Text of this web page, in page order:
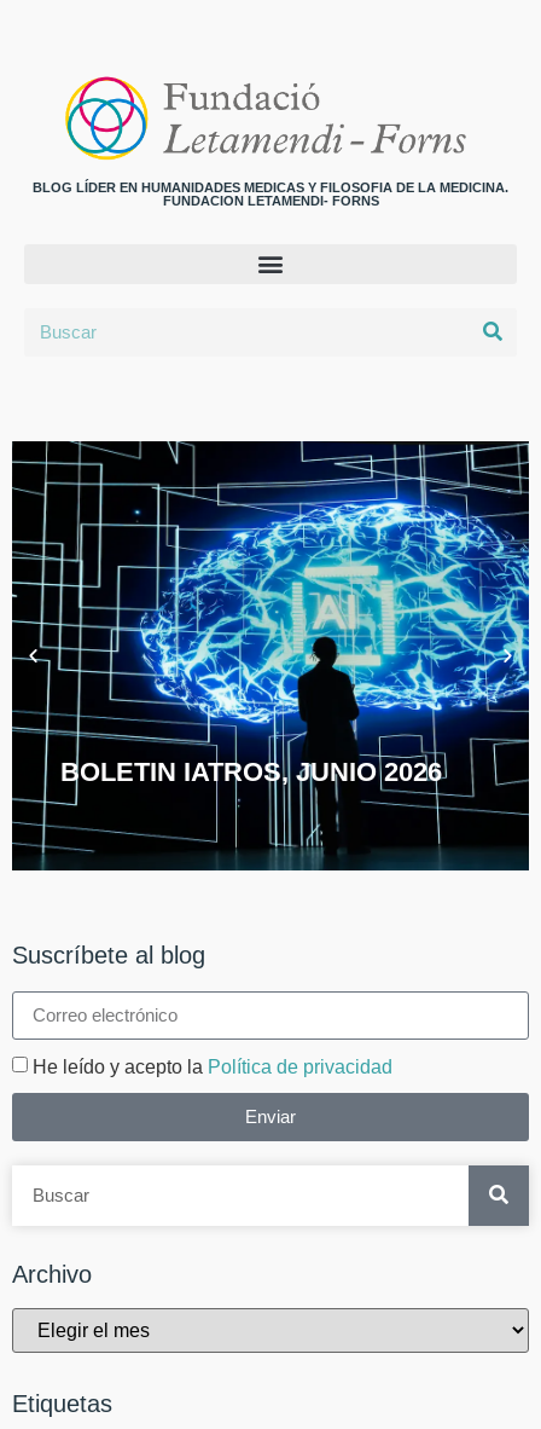
BLOG LÍDER EN HUMANIDADES MEDICAS Y FILOSOFIA DE LA MEDICINA.
FUNDACION LETAMENDI- FORNS
BOLETIN IATROS, JUNIO 2026
Suscríbete al blog
He leído y acepto la Política de privacidad
Enviar
Archivo
Etiquetas